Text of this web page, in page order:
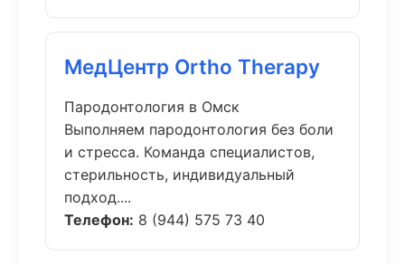
МедЦентр Ortho Therapy
Пародонтология в Омск
Выполняем пародонтология без боли
и стресса. Команда специалистов,
стерильность, индивидуальный
подход....
Телефон: 8 (944) 575 73 40